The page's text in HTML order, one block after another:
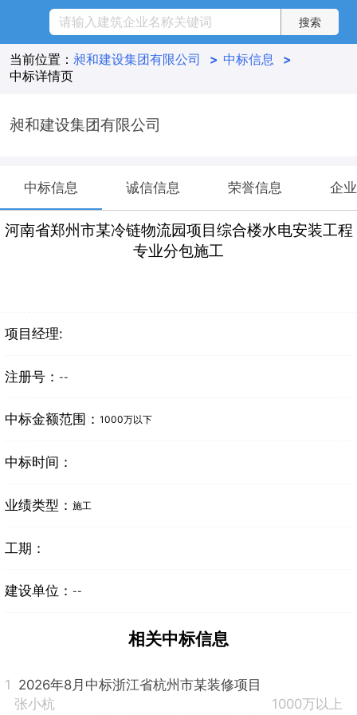
当前位置： 昶和建设集团有限公司 > 中标信息
>
中标详情页
昶和建设集团有限公司
中标信息 诚信信息 荣誉信息 企
河南省郑州市某冷链物流园项目综合楼水电安装工程
专业分包施工
项目经理:
注册号： --
中标金额范围： 1000万以下
中标时间：
业绩类型： 施工
工期：
建设单位： --
相关中标信息
1 2026年8月中标浙江省杭州市某装修项目
张小杭
1000万以上